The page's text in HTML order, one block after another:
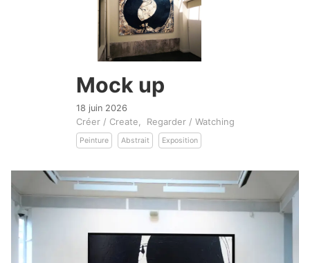
Mock up
18 juin 2026
Créer / Create Regarder / Watching
Peinture Abstrait Exposition